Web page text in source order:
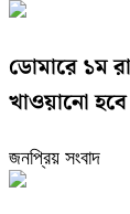
ডোমারে ১ম
খাওয়ানো হবে
জনপ্রিয় সংবাদ